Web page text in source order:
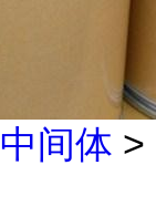
中间体 >